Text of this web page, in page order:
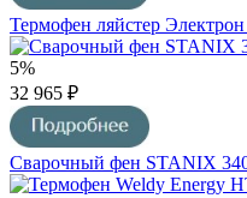
Термофен ляйстер
5%
32 965 ₽
Сварочный фен STANIX